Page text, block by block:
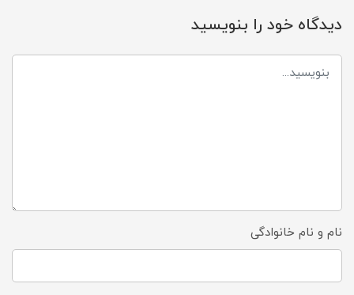
دیدگاه خود را بنویسید
نام و نام خانوادگی